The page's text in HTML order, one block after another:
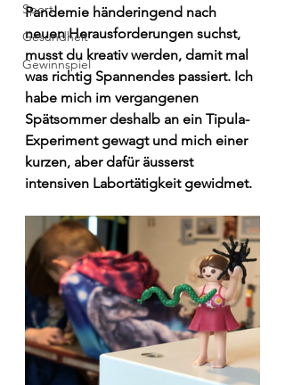
Sport
Gesundheit
Gewinnspiel
Pandemie händeringend nach
neuen Herausforderungen suchst,
musst du kreativ werden, damit mal
was richtig Spannendes passiert. Ich
habe mich im vergangenen
Spätsommer deshalb an ein Tipula-
Experiment gewagt und mich einer
kurzen, aber dafür äusserst
intensiven Labortätigkeit gewidmet.